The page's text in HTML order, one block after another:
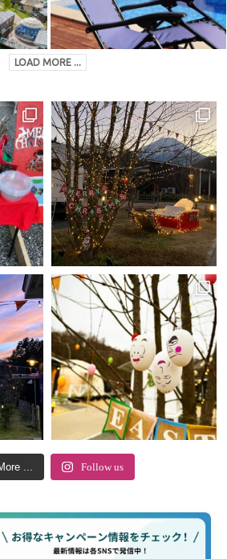
LOAD MORE ...
... Follow us